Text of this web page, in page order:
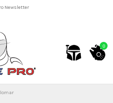
Newsletter
0